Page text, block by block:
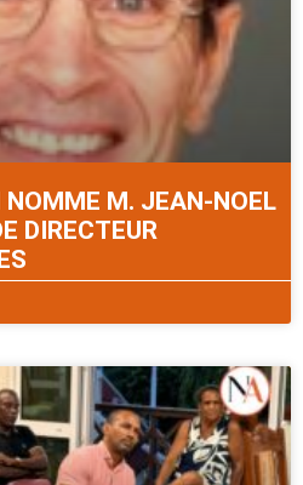
M. JEAN-NOEL
DIRECTEUR